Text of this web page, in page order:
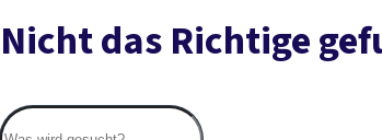
Nicht das Richtige